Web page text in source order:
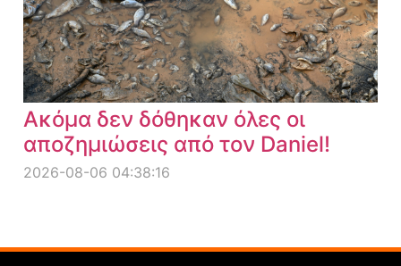
Ακόμα δεν δόθηκαν όλες οι
αποζημιώσεις από τον Daniel!
2026-08-06 04:38:16